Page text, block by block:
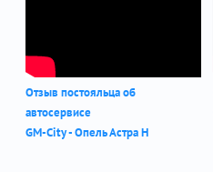
Отзыв постояльца об
автосервисе
GM-City - Опель Астра Н